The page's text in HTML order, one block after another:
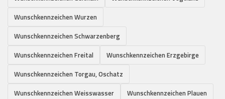
Wunschkennzeichen Wurzen
Wunschkennzeichen Schwarzenberg
Wunschkennzeichen Freital
Wunschkennzeichen Erzgebirge
Wunschkennzeichen Torgau, Oschatz
Wunschkennzeichen Weisswasser
Wunschkennzeichen Plauen